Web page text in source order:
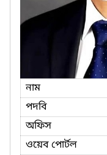
নাম
পদবি
অফিস
ওয়েব পোর্টল